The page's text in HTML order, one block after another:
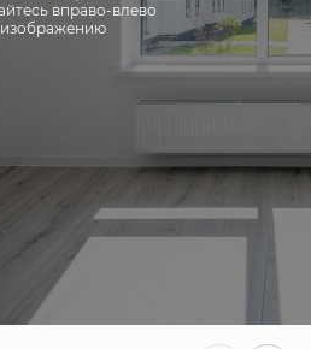
вправо-влево